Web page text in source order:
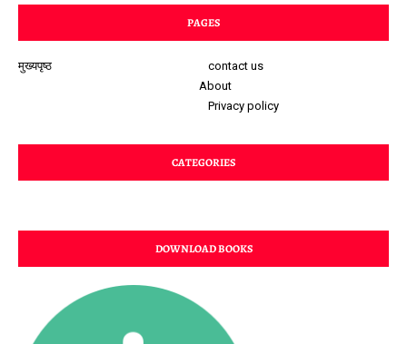
PAGES
मुख्यपृष्ठ
contact us
About
Privacy policy
CATEGORIES
DOWNLOAD BOOKS